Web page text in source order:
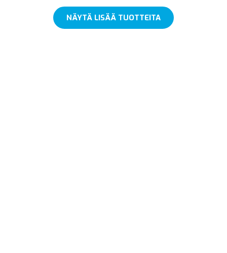
NÄYTÄ LISÄÄ TUOTTEITA